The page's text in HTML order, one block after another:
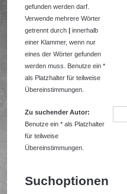
gefunden werden darf.
Verwende mehrere Wörter
getrennt durch| innerhalb
einer Klammer, wenn nur
eines der Wörter gefunden
werden muss. Benutze ein *
als Platzhalter für teilweise
Übereinstimmungen.
Zu suchender Autor:
Benutze ein * als Platzhalter
für teilweise
Übereinstimmungen.
Suchoptionen